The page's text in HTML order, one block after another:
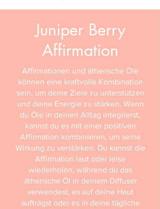
Juniper Berry
Affirmation
Affirmationen und ätherische Öle
können eine kraftvolle Kombination
sein, um deine Ziele zu unterstützen
und deine Energie zu stärken. Wenn
du Öle in deinen Alltag integrierst,
kannst du es mit einer positiven
Affirmation kombinieren, um seine
Wirkung zu verstärken. Du kannst die
Affirmation laut oder leise
wiederholen, während du das
ätherische Öl in deinem Diffuser
verwendest, es auf deine Haut
aufträgst oder es in deine tägliche